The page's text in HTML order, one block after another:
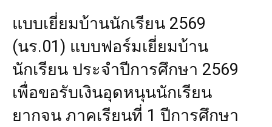
แบบเยี่ยมบ้านนักเรียน 2569
(นร.01) แบบฟอร์มเยี่ยมบ้าน
นักเรียน ประจำปีการศึกษา 2569
เพื่อขอรับเงินอุดหนุนนักเรียน
ยากจน ภาคเรียนที่ 1 ปีการศึกษา